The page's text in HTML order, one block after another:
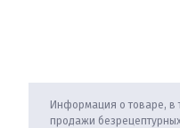
Информация о товаре, в
продажи